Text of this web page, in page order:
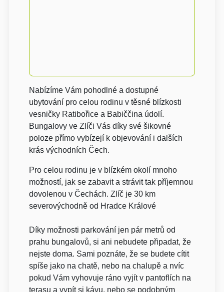
Nabízíme Vám pohodlné a dostupné
ubytování pro celou rodinu v těsné blízkosti
vesničky Ratibořice a Babiččina údolí.
Bungalovy ve Zlíči Vás díky své šikovné
poloze přímo vybízejí k objevování i dalších
krás východních Čech.
Pro celou rodinu je v blízkém okolí mnoho
možností, jak se zabavit a strávit tak příjemnou
dovolenou v Čechách. Zlíč je 30 km
severovýchodně od Hradce Králové
Díky možnosti parkování jen pár metrů od
prahu bungalovů, si ani nebudete připadat, že
nejste doma. Sami poznáte, že se budete cítit
spíše jako na chatě, nebo na chalupě a nvíc
pokud Vám vyhovuje ráno vyjít v pantoflích na
terasu a vypít si kávu, nebo se podobným